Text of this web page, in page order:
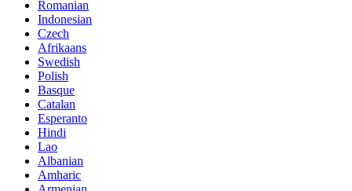
Romanian
Indonesian
Czech
Afrikaans
Swedish
Polish
Basque
Catalan
Esperanto
Hindi
Lao
Albanian
Amharic